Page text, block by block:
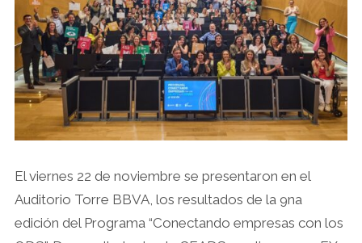
El viernes 22 de noviembre se presentaron en el
Auditorio Torre BBVA, los resultados de la 9na
edición del Programa “Conectando empresas con los